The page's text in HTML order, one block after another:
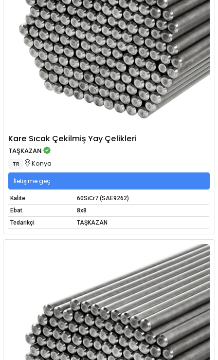
Kare Sıcak Çekilmiş Yay Çelikleri
TAŞKAZAN
TR Konya
İletişime geç
Kalite
60SiCr7 (SAE9262)
Ebat
8x8
Tedarikçi
TAŞKAZAN